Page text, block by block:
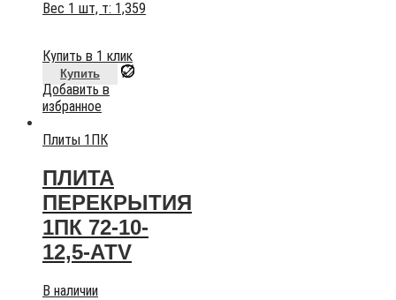
Вес 1 шт, т: 1,359
Купить в 1 клик
Купить
Добавить в
избранное
Плиты 1ПК
ПЛИТА
ПЕРЕКРЫТИЯ
1ПК 72-10-
12,5-АТV
В наличии